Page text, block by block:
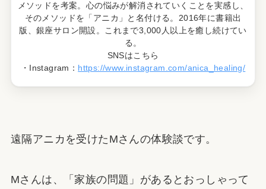
メソッドを考案。心の悩みが解消されていくことを実感し、
そのメソッドを「アニカ」と名付ける。2016年に書籍出
版、銀座サロン開設。これまで3,000人以上を癒し続けてい
る。
SNSはこちら
・Instagram： https://www.instagram.com/anica_healing/
遠隔アニカを受けたMさんの体験談です。
Mさんは、「家族の問題」があるとおっしゃって